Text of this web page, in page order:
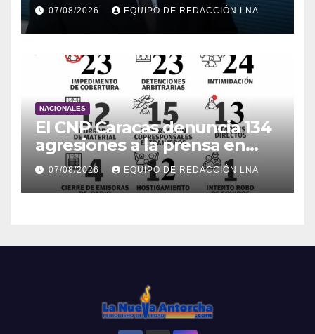
07/08/2026 EQUIPO DE REDACCIÓN LNA
NACIONALES
El CNP Caracas denuncia 134
agresiones a la prensa en
2026
07/08/2026 EQUIPO DE REDACCIÓN LNA